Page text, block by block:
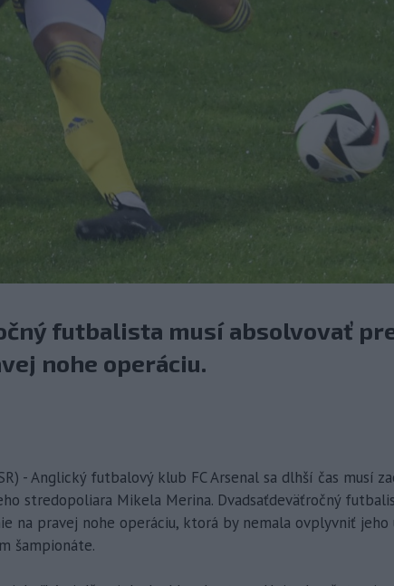
futbalista musí absolvovať
nohe operáciu.
- Anglický futbalový klub FC Arsenal sa dlhší čas musí
stredopoliara Mikela Merina. Dvadsaťdeväťročný
na pravej nohe operáciu, ktorá by nemala ovplyvniť jeho
šampionáte.